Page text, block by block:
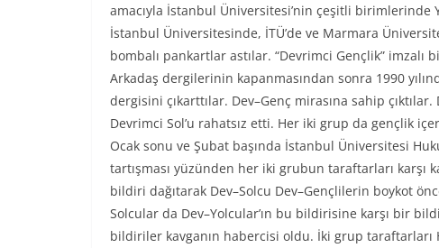
amacıyla İstanbul Üniversitesi’nin çeşitli birimlerinde
İstanbul Üniversitesinde, İTÜ’de ve Marmara
bombalı pankartlar astılar. “Devrimci Gençlik” imzalı
Arkadaş dergilerinin kapanmasından sonra 1990
dergisini çıkarttılar. Dev–Genç mirasına sahip
Devrimci Sol’u rahatsız etti. Her iki grup da gençlik
Ocak sonu ve Şubat başında İstanbul Üniversitesi
tartışması yüzünden her iki grubun taraftarları karşı
bildiri dağıtarak Dev–Solcu Dev–Gençlilerin boykot
Solcular da Dev–Yolcular’ın bu bildirisine karşı bir
bildiriler kavganın habercisi oldu. İki grup taraftarları